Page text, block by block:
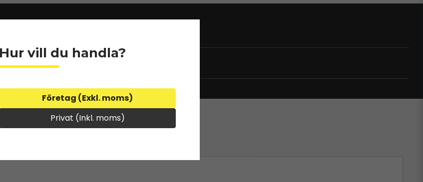
Hur vill du handla?
Företag (Exkl. moms)
Privat (Inkl. moms)